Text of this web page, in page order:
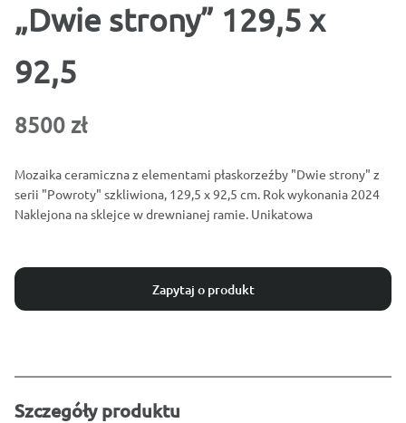
„Dwie strony” 129,5 x
92,5
8500 zł
Mozaika ceramiczna z elementami płaskorzeźby "Dwie strony" z
serii "Powroty" szkliwiona, 129,5 x 92,5 cm. Rok wykonania 2024
Naklejona na sklejce w drewnianej ramie. Unikatowa
Zapytaj o produkt
Szczegóły produktu